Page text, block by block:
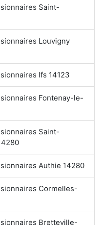
Saint-
Louvigny
Ifs 14123
Fontenay-le-
Saint-
Authie 14280
Cormelles-
Bretteville-